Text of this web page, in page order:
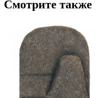
Смотрите также